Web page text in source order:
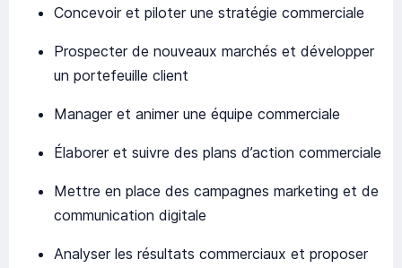
Concevoir et piloter une stratégie commerciale
Prospecter de nouveaux marchés et développer
un portefeuille client
Manager et animer une équipe commerciale
Élaborer et suivre des plans d’action commerciale
Mettre en place des campagnes marketing et de
communication digitale
Analyser les résultats commerciaux et proposer